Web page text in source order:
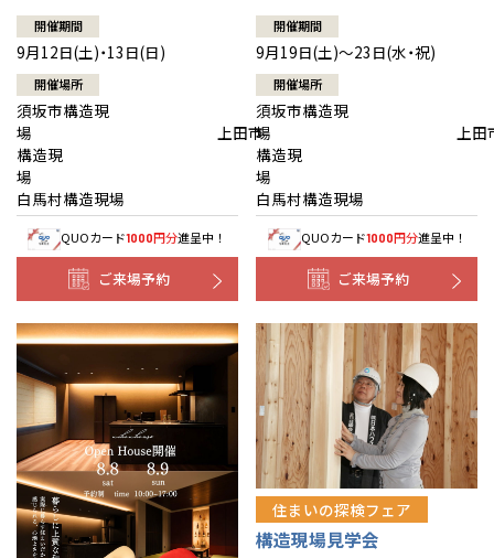
開催期間
9月12日(土)・13日(日)
開催場所
須坂市構造現
場 上田市
構造現
場
白馬村構造現場
QUOカード1000円分進呈中！
ご来場予約
開催期間
9月19日(土)～23日(水・祝)
開催場所
須坂市構造現
場 上田
構造現
白馬村構造現場
QUOカード1000円分進呈中！
ご来場予約
住まいの探検フェア
構造現場見学会